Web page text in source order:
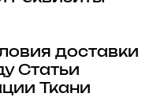
доставки
Статьи
Ткани